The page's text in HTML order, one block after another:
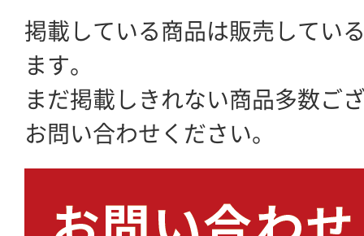
掲載している商品は販売してい
ます。
まだ掲載しきれない商品多数ご
お問い合わせください。